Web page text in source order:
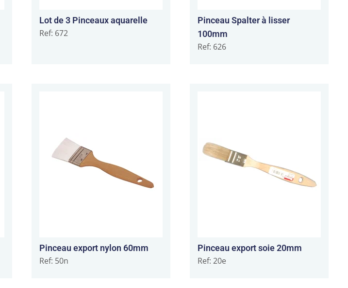
Lot de 3 Pinceaux aquarelle
Ref: 672
Pinceau Spalter à lisser
100mm
Ref: 626
Pinceau export nylon 60mm
Ref: 50n
Pinceau export soie 20mm
Ref: 20e